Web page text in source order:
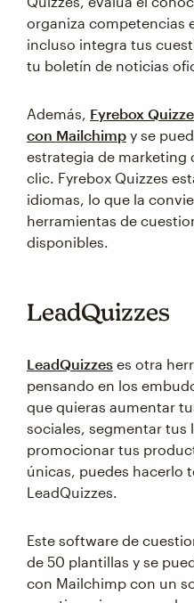
organiza competencias
incluso integra tus
tu boletín de noticias
Además, Fyrebox
con Mailchimp y se
estrategia de marketing
clic. Fyrebox Quizzes
idiomas, lo que la
herramientas de
disponibles.
LeadQuizzes
LeadQuizzes es otra
pensando en los
que quieras aumentar
sociales, segmentar tus
promocionar tus
únicas, puedes hacerlo
LeadQuizzes.
Este software de
de 50 plantillas y se
con Mailchimp con un